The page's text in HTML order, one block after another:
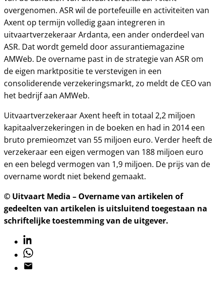
overgenomen. ASR wil de portefeuille en activiteiten van
Axent op termijn volledig gaan integreren in
uitvaartverzekeraar Ardanta, een ander onderdeel van
ASR. Dat wordt gemeld door assurantiemagazine
AMWeb. De overname past in de strategie van ASR om
de eigen marktpositie te verstevigen in een
consoliderende verzekeringsmarkt, zo meldt de CEO van
het bedrijf aan AMWeb.
Uitvaartverzekeraar Axent heeft in totaal 2,2 miljoen
kapitaalverzekeringen in de boeken en had in 2014 een
bruto premieomzet van 55 miljoen euro. Verder heeft de
verzekeraar een eigen vermogen van 188 miljoen euro
en een belegd vermogen van 1,9 miljoen. De prijs van de
overname wordt niet bekend gemaakt.
© Uitvaart Media – Overname van artikelen of
gedeelten van artikelen is uitsluitend toegestaan na
schriftelijke toestemming van de uitgever.
Linkedin
Whatsapp
Email